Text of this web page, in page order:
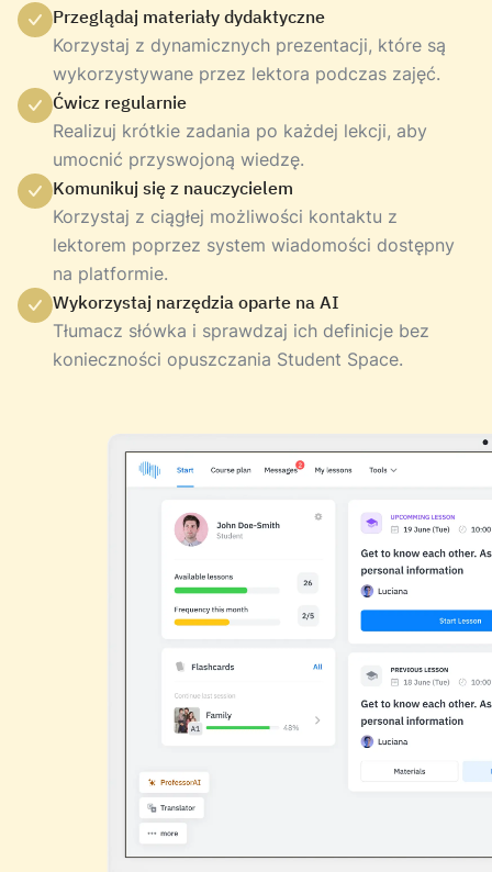
Przeglądaj materiały dydaktyczne
Korzystaj z dynamicznych prezentacji, które są
wykorzystywane przez lektora podczas zajęć.
Ćwicz regularnie
Realizuj krótkie zadania po każdej lekcji, aby
umocnić przyswojoną wiedzę.
Komunikuj się z nauczycielem
Korzystaj z ciągłej możliwości kontaktu z
lektorem poprzez system wiadomości dostępny
na platformie.
Wykorzystaj narzędzia oparte na AI
Tłumacz słówka i sprawdzaj ich definicje bez
konieczności opuszczania Student Space.